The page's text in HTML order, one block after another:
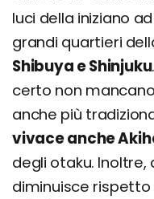
luci della iniziano
grandi quartieri
Shibuya e Shinjuku
certo non
anche più
vivace anche
degli otaku.
diminuisce rispetto